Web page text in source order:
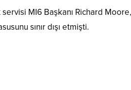
MI6 Başkanı Richard
sınır dışı etmişti.